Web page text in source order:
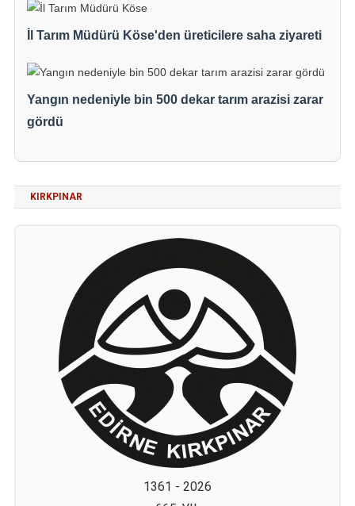
İl Tarım Müdürü Köse'den üreticilere saha ziyareti
Yangın nedeniyle bin 500 dekar tarım arazisi zarar
gördü
KIRKPINAR
1361 - 2026